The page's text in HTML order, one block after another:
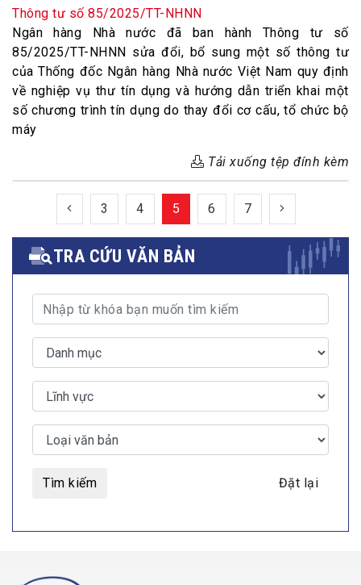
Thông tư số 85/2025/TT-NHNN
Ngân hàng Nhà nước đã ban hành Thông tư số
85/2025/TT-NHNN sửa đổi, bổ sung một số thông tư
của Thống đốc Ngân hàng Nhà nước Việt Nam quy định
về nghiệp vụ thư tín dụng và hướng dẫn triển khai một
số chương trình tín dụng do thay đổi cơ cấu, tổ chức bộ
máy
Tải xuống tệp đính kèm
3 4 5 6 7
TRA CỨU VĂN BẢN
Tìm kiếm Đặt lại